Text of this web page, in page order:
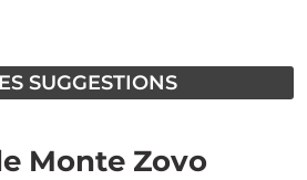
SUGGESTIONS
Monte Zovo